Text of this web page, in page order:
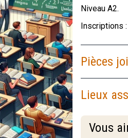
Niveau A2.
Inscriptions
Pièces
Lieux
Vous